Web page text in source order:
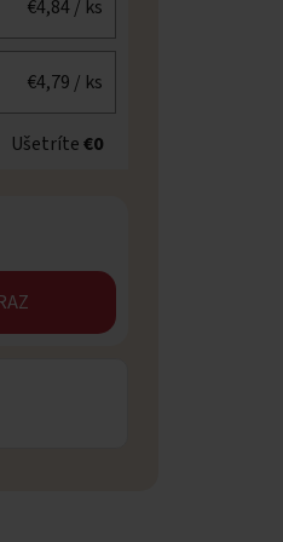
€4,84/ ks
€4,79 / ks
Ušetríte€0